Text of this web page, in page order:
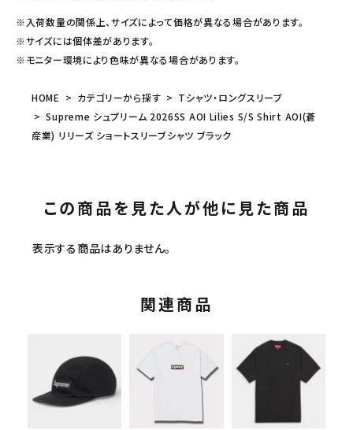
※入荷数量の関係上、サイズによって価格が異なる場合があります。
※サイズには個体差があります。
※モニター環境により色味が異なる場合があります。
HOME カテゴリーから探す
Tシャツ・ロングスリーブ
Supreme シュプリーム 2026SS AOI Lilies S/S Shirt AOI(蒼
産業) リリーズ ショートスリーブシャツ ブラック
この商品を見た人が他に見た商品
表示する商品はありません。
関連商品